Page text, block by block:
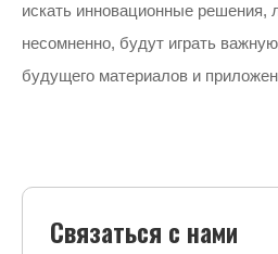
искать инновационные решения,
несомненно, будут играть
будущего материалов и
Связаться с нами